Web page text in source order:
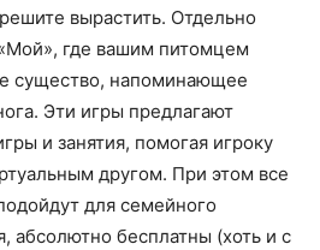
вырастить. Отдельно
где вашим питомцем
существо, напоминающее
Эти игры предлагают
и занятия, помогая игроку
другом. При этом все
для семейного
абсолютно бесплатны (хоть и с